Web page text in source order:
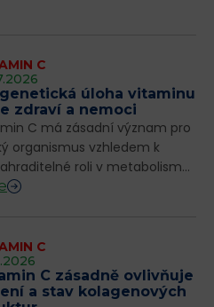
C
úloha vitaminu
zdraví a nemoci
C má zásadní význam pro
organismus vzhledem k
roli v metabolismu
ochraně tkání.
C
C zásadně ovlivňuje
a stav kolagenových